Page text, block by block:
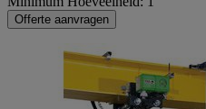
Offerte aanvragen